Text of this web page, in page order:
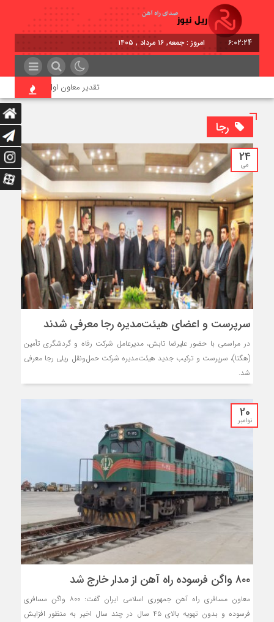
6:02:26 برابر با : Friday - 7 August - 2026
تقدیر معاون اول رئیس‌جمهور از مدیرعامل
رجا
24
می
سرپرست و اعضای هیئت‌مدیره رجا معرفی شدند
در مراسمی با حضور علیرضا تابش، مدیرعامل شرکت رفاه و گردشگری تأمین
(هگتا)، سرپرست و ترکیب جدید هیئت‌مدیره شرکت حمل‌ونقل ریلی رجا معرفی
شد.
20
نوامبر
۸۰۰ واگن فرسوده راه آهن از مدار خارج شد
معاون مسافری راه آهن جمهوری اسلامی ایران گفت: ۸۰۰ واگن مسافری
فرسوده و بدون تهویه بالای ۴۵ سال در چند سال اخیر به منظور افزایش